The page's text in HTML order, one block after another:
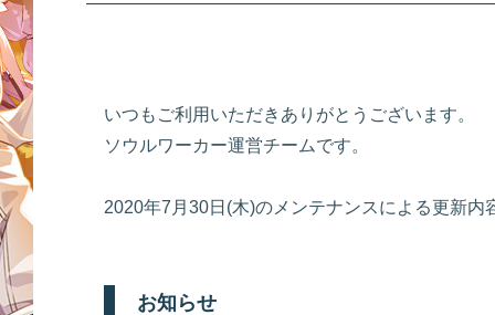
いつもご利用いただきありがとうございます。
ソウルワーカー運営チームです。
2020年7月30日(木)のメンテナンスによる更新内
お知らせ